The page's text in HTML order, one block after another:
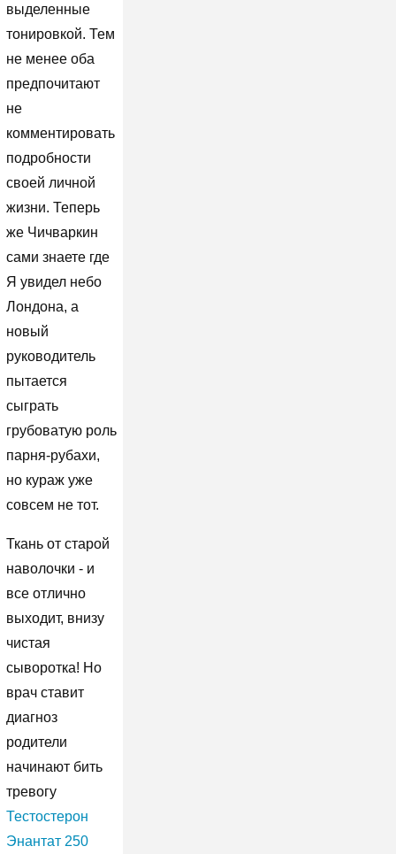
выделенные
тонировкой. Тем
не менее оба
предпочитают
не
комментировать
подробности
своей личной
жизни. Теперь
же Чичваркин
сами знаете где
Я увидел небо
Лондона, а
новый
руководитель
пытается
сыграть
грубоватую роль
парня-рубахи,
но кураж уже
совсем не тот.
Ткань от старой
наволочки - и
все отлично
выходит, внизу
чистая
сыворотка! Но
врач ставит
диагноз
родители
начинают бить
тревогу
Тестостерон
Энантат 250